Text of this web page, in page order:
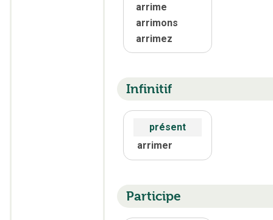
arrime
arrimons
arrimez
Infinitif
présent
arrimer
Participe